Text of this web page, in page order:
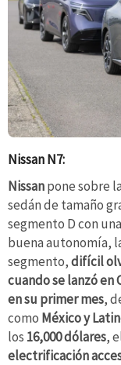
Nissan N7:
Nissanpone sobre
sedán de tamaño
segmento D con
buena autonomía,
segmento,difícil
cuando se lanzó en
en su primer mes,
como México y
los 16,000 dólares,
electrificación